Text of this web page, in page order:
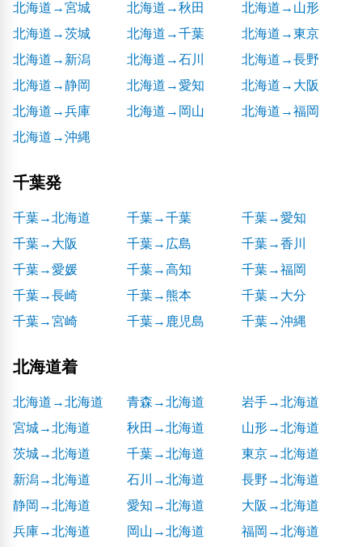
北海道→宮城
北海道→秋田
北海道→山形
北海道→茨城
北海道→千葉
北海道→東京
北海道→新潟
北海道→石川
北海道→長野
北海道→静岡
北海道→愛知
北海道→大阪
北海道→兵庫
北海道→岡山
北海道→福岡
北海道→沖縄
千葉発
千葉→北海道 千葉→千葉
千葉→愛知
千葉→大阪
千葉→広島
千葉→香川
千葉→愛媛
千葉→高知
千葉→福岡
千葉→長崎
千葉→熊本
千葉→大分
千葉→宮崎
千葉→鹿児島 千葉→沖縄
北海道着
北海道→北海道 青森→北海道
岩手→北海道
宮城→北海道
秋田→北海道
山形→北海道
茨城→北海道
千葉→北海道
東京→北海道
新潟→北海道
石川→北海道
長野→北海道
静岡→北海道
愛知→北海道
大阪→北海道
兵庫→北海道
岡山→北海道
福岡→北海道